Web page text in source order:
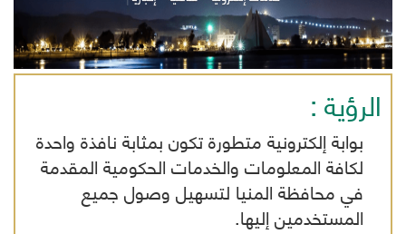
الرؤية :
بوابة إلكترونية متطورة تكون بمثابة نافذة واحدة
لكافة المعلومات والخدمات الحكومية المقدمة
في محافظة المنيا لتسهيل وصول جميع
المستخدمين إليها.